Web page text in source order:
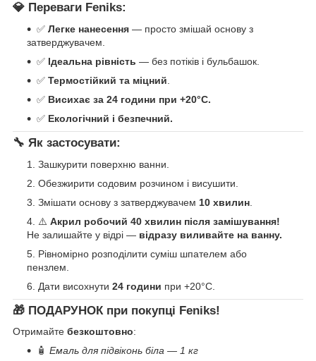
💎 Переваги Feniks:
✅ Легке нанесення — просто змішай основу з
затверджувачем.
✅ Ідеальна рівність — без потіків і бульбашок.
✅ Термостійкий та міцний
✅ Висихає за 24 години при +20°C.
✅ Екологічний і безпечний.
🔧 Як застосувати:
Зашкурити поверхню ванни.
Обезжирити содовим розчином і висушити.
Змішати основу з затверджувачем 10 хвилин
⚠️ Акрил робочий 40 хвилин після замішування!
Не залишайте у відрі — відразу виливайте на ванну.
Рівномірно розподілити суміш шпателем або
пензлем.
Дати висохнути 24 години при +20°C.
🎁 ПОДАРУНОК при покупці Feniks!
Отримайте безкоштовно:
🧴 Емаль для підвіконь біла — 1 кг